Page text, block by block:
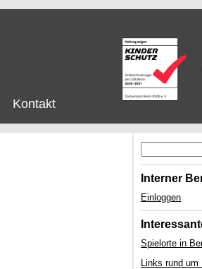
Kontakt
Interner
Einloggen
Spielorte in
Links rund um